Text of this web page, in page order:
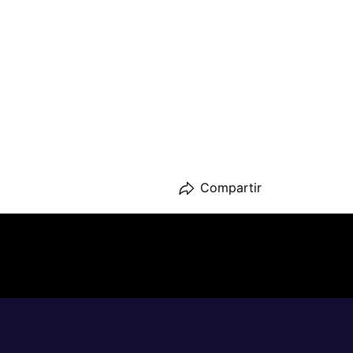
Compartir